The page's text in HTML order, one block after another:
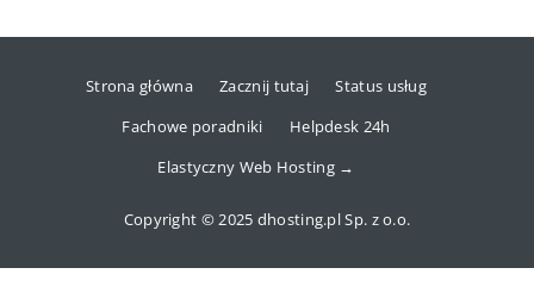
Strona główna Zacznij tutaj
Status usług
Fachowe poradniki
Helpdesk 24h
Elastyczny Web Hosting →
Copyright © 2025 dhosting.pl Sp. z o.o.